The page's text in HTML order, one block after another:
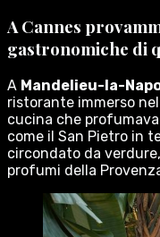
A Cannes
gastronomiche di
A Mandelieu-la-
ristorante immerso
cucina che
come il San Pietro in
circondato da
profumi della